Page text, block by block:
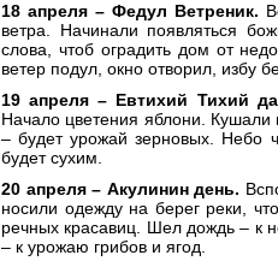
18 апреля – Федул Ветреник.
ветра. Начинали появляться
слова, чтоб оградить дом от
ветер подул, окно отворил, избу
19 апреля – Евтихий Тихий
Начало цветения яблони. Кушали
– будет урожай зерновых. Небо
будет сухим.
20 апреля – Акулинин день.
носили одежду на берег реки,
речных красавиц. Шел дождь – к
– к урожаю грибов и ягод.